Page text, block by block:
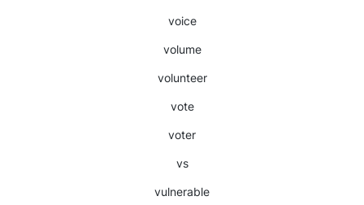
voice
volume
volunteer
vote
voter
vs
vulnerable